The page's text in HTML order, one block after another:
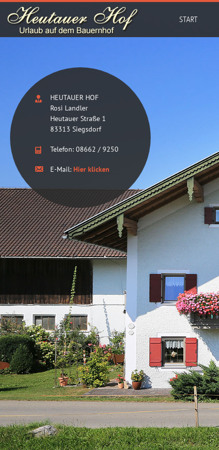
START
HEUTAUER HOF
Rosi Landler
Heutauer Straße 1
83313 Siegsdorf
Telefon: 08662 / 9250
E-Mail: Hier klicken